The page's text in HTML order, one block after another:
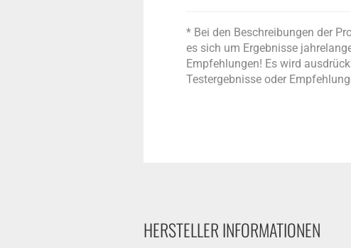
* Bei den Beschreibungen der
es sich um Ergebnisse
Empfehlungen! Es wird
Testergebnisse oder
HERSTELLER INFORMATIONEN